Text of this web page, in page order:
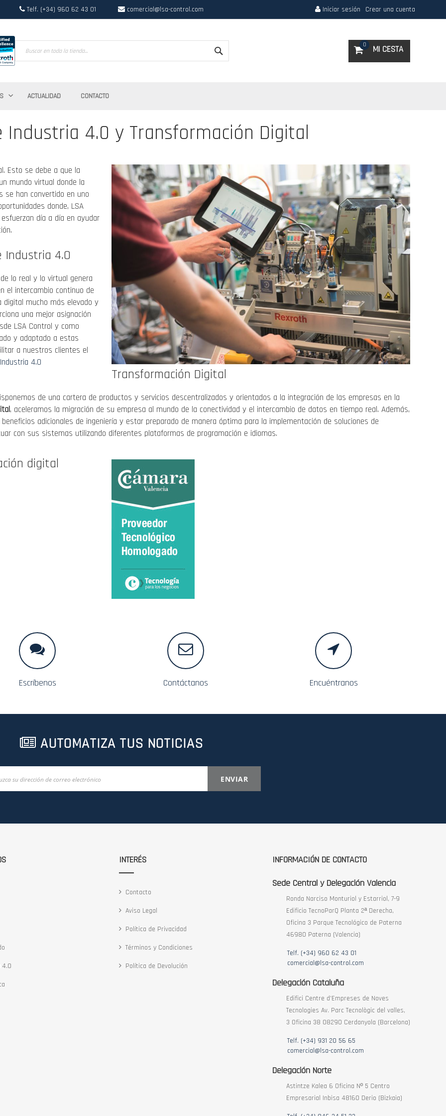
Telf. (+34) 960 62 43 01 comercial@lsa-control.com Iniciar sesión Crear una cuenta
MI CESTA
0
ACTUALIDAD CONTACTO
Industria 4.0 y Transformación Digital
Esto se debe a que la
mundo virtual donde la
se han convertido en uno
donde, LSA
día a día en ayudar
Industria 4.0
lo real y lo virtual genera
el intercambio continuo de
digital mucho más elevado y
una mejor asignación
LSA Control y como
y adaptado a estas
a nuestros clientes el
4.0
Transformación Digital
de una cartera de productos y servicios descentralizados y orientados a la integración de las empresas en la
, aceleramos la migración de su empresa al mundo de la conectividad y el intercambio de datos en tiempo real. Además,
adicionales de ingeniería y estar preparado de manera óptima para la implementación de soluciones de
con sus sistemas utilizando diferentes plataformas de programación e idiomas.
digital
Escríbenos Contáctanos Encuéntranos
AUTOMATIZA TUS NOTICIAS
ENVIAR
4.0
INTERÉS
Contacto
Aviso Legal
Política de Privacidad
Términos y Condiciones
Política de Devolución
INFORMACIÓN DE CONTACTO
Sede Central y Delegación Valencia
Ronda Narciso Monturiol y Estarriol, 7-9
Edificio TecnoParQ Planta 2ª Derecha,
Oficina 3 Parque Tecnológico de Paterna
46980 Paterna (Valencia)
Telf. (+34) 960 62 43 01
comercial@lsa-control.com
Delegación Cataluña
Edifici Centre d’Empreses de Noves
Tecnologies Av. Parc Tecnològic del valles,
3 Oficina 38 08290 Cerdanyola (Barcelona)
Telf. (+34) 931 20 56 65
comercial@lsa-control.com
Delegación Norte
Astintze Kalea 6 Oficina Nº 5 Centro
Empresarial Inbisa 48160 Derio (Bizkaia)